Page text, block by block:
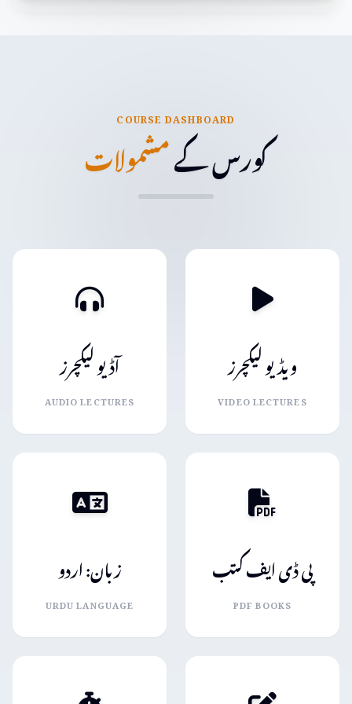
COURSE DASHBOARD
کورس کےمشمولات
ویڈیو لیکچرز
VIDEO LECTURES
آڈیو لیکچرز
AUDIO LECTURES
پی ڈی ایف کتب
PDF BOOKS
زبان: اردو
URDU LANGUAGE